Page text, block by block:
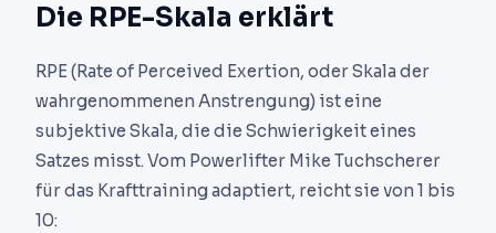
Die RPE-Skala erklärt
RPE (Rate of Perceived Exertion, oder Skala der
wahrgenommenen Anstrengung) ist eine
subjektive Skala, die die Schwierigkeit eines
Satzes misst. Vom Powerlifter Mike Tuchscherer
für das Krafttraining adaptiert, reicht sie von 1 bis
10: